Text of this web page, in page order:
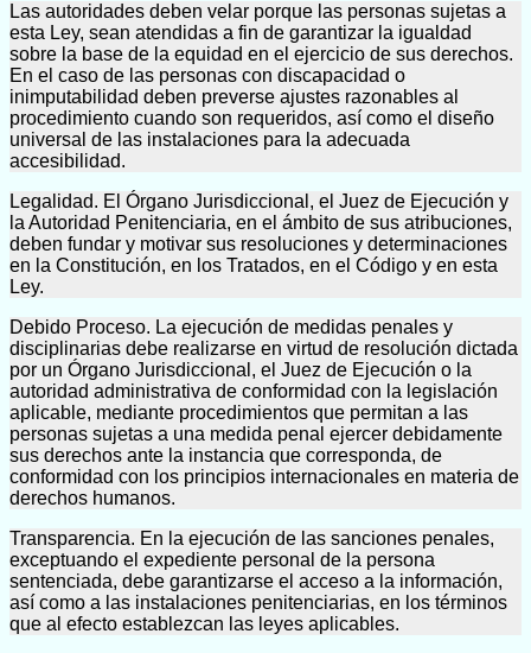
Las autoridades deben velar porque las personas sujetas a
esta Ley, sean atendidas a fin de garantizar la igualdad
sobre la base de la equidad en el ejercicio de sus derechos.
En el caso de las personas con discapacidad o
inimputabilidad deben preverse ajustes razonables al
procedimiento cuando son requeridos, así como el diseño
universal de las instalaciones para la adecuada
accesibilidad.
Legalidad. El Órgano Jurisdiccional, el Juez de Ejecución y
la Autoridad Penitenciaria, en el ámbito de sus atribuciones,
deben fundar y motivar sus resoluciones y determinaciones
en la Constitución, en los Tratados, en el Código y en esta
Ley.
Debido Proceso. La ejecución de medidas penales y
disciplinarias debe realizarse en virtud de resolución dictada
por un Órgano Jurisdiccional, el Juez de Ejecución o la
autoridad administrativa de conformidad con la legislación
aplicable, mediante procedimientos que permitan a las
personas sujetas a una medida penal ejercer debidamente
sus derechos ante la instancia que corresponda, de
conformidad con los principios internacionales en materia de
derechos humanos.
Transparencia. En la ejecución de las sanciones penales,
exceptuando el expediente personal de la persona
sentenciada, debe garantizarse el acceso a la información,
así como a las instalaciones penitenciarias, en los términos
que al efecto establezcan las leyes aplicables.